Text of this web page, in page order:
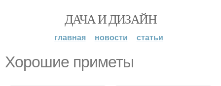
ДАЧА И ДИЗАЙН
главная новости статьи
Хорошие приметы